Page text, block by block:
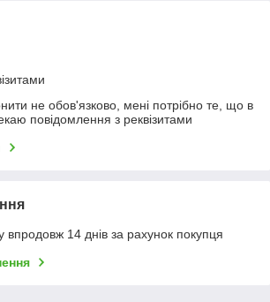
не обов'язково, мені потрібно те, що в
повідомлення з реквізитами
впродовж 14 днів за рахунок покупця